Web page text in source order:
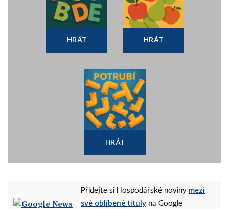
HRÁT HRÁT
HRÁT
Přidejte si Hospodářské noviny mezi
své oblíbené tituly na Google